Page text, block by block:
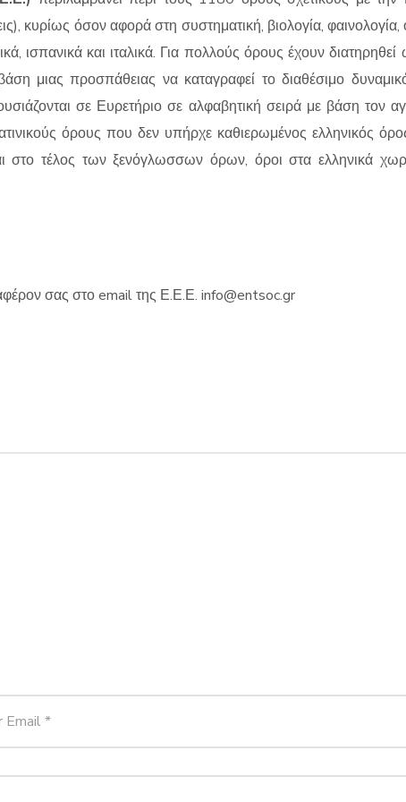
όσον αφορά στη συστηματική, βιολογία, φαινολογία,
ισπανικά και ιταλικά. Για πολλούς όρους έχουν
μιας προσπάθειας να καταγραφεί το διαθέσιμο
σε Ευρετήριο σε αλφαβητική σειρά με βάση τον
όρους που δεν υπήρχε καθιερωμένος ελληνικός
τέλος των ξενόγλωσσων όρων, όροι στα ελληνικά
σας στο email της Ε.Ε.Ε. info@entsoc.gr